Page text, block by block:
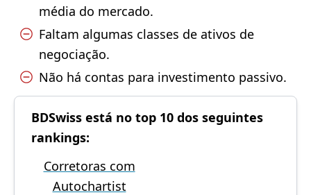
média do mercado.
Faltam algumas classes de ativos de
negociação.
Não há contas para investimento passivo.
BDSwiss está no top 10 dos seguintes
rankings:
Corretoras com
Autochartist